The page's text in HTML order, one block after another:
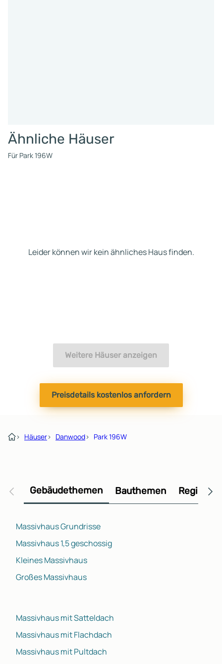
Ähnliche Häuser
Für Park 196W
Leider können wir kein ähnliches Haus finden.
Weitere Häuser anzeigen
Preisdetails kostenlos anfordern
› Häuser› Danwood› Park 196W
Gebäudethemen Bauthemen
Massivhaus Grundrisse
Massivhaus 1,5 geschossig
Kleines Massivhaus
Großes Massivhaus
Massivhaus mit Satteldach
Massivhaus mit Flachdach
Massivhaus mit Pultdach